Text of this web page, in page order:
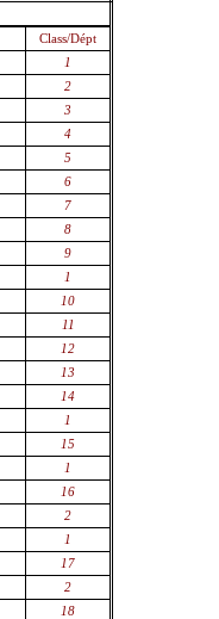
Class/Dépt
1
2
3
4
5
6
7
8
9
1
10
11
12
13
14
1
15
1
16
2
1
17
2
18